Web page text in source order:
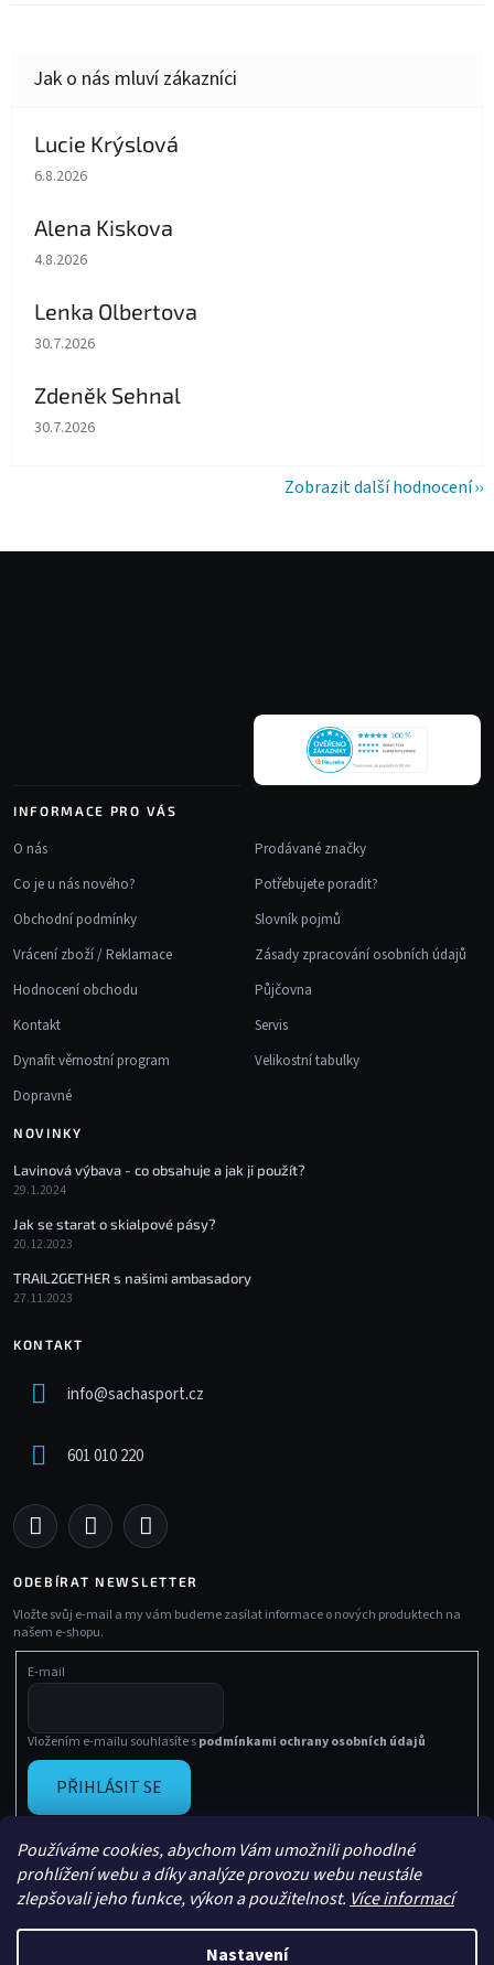
Používáme cookies, abychom Vám umožnili pohodlné
prohlížení webu a díky analýze provozu webu neustále
zlepšovali jeho funkce, výkon a použitelnost. Více informací
Nastavení
Lucie Krýslová
Hodnocení obchodu je 5 z 5 hvězdiček.
6.8.2026
Alena Kiskova
Hodnocení obchodu je 5 z 5 hvězdiček.
4.8.2026
Lenka Olbertova
Hodnocení obchodu je 5 z 5 hvězdiček.
30.7.2026
Zdeněk Sehnal
Hodnocení obchodu je 5 z 5 hvězdiček.
30.7.2026
Zobrazit další hodnocení
INFORMACE PRO VÁS
O nás
Co je u nás nového?
Obchodní podmínky
Vrácení zboží / Reklamace
Hodnocení obchodu
Kontakt
Dynafit věrnostní program
Dopravné
Prodávané značky
Potřebujete poradit?
Slovník pojmů
Zásady zpracování osobních údajů
Půjčovna
Servis
Velikostní tabulky
NOVINKY
Lavinová výbava - co obsahuje a jak ji použít?
29.1.2024
Jak se starat o skialpové pásy?
20.12.2023
TRAIL2GETHER s našimi ambasadory
27.11.2023
KONTAKT
info@sachasport.cz
601 010 220
ODEBÍRAT NEWSLETTER
Vložte svůj e-mail a my vám budeme zasílat informace o nových produktech na
našem e-shopu.
E-mail
Vložením e-mailu souhlasíte spodmínkami ochrany osobních údajů
PŘIHLÁSIT SE